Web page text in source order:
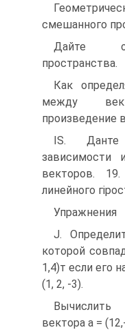
смешанного
Дайте
пространства.
Как
между
произведение
IS. Данте
зависимости
векторов.
линейного
Упражнения
J.
которой
1,4)т если его
(1, 2, -3).
Вычислить
вектора а =